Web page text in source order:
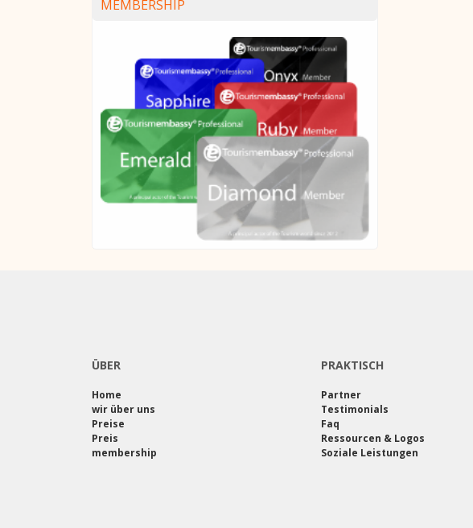
MEMBERSHIP
ÜBER
Home
wir über uns
Preise
Preis
membership
PRAKTISCH
Partner
Testimonials
Faq
Ressourcen & Logos
Soziale Leistungen